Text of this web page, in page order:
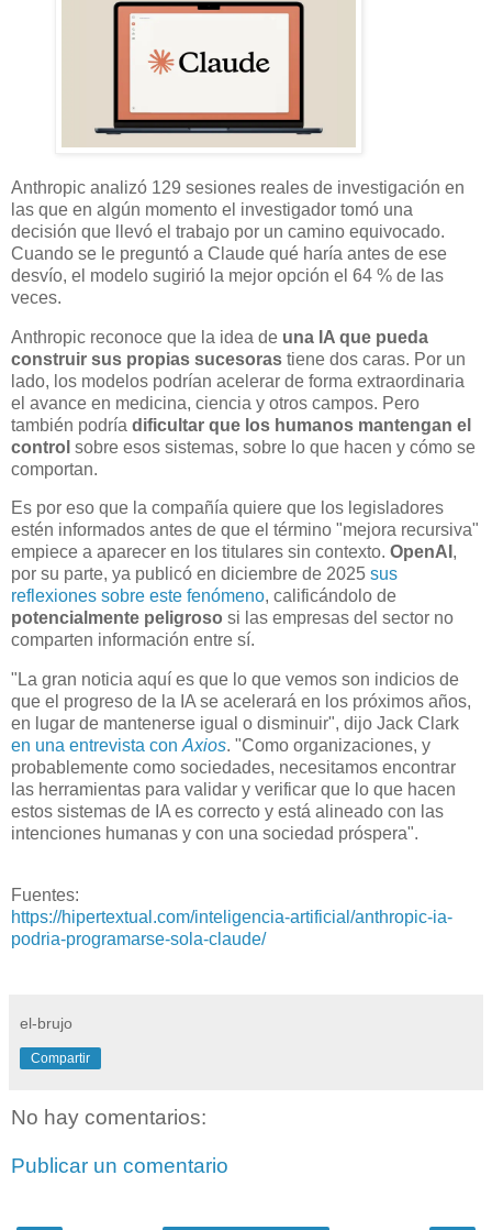
Anthropic analizó 129 sesiones reales de investigación en
las que en algún momento el investigador tomó una
decisión que llevó el trabajo por un camino equivocado.
Cuando se le preguntó a Claude qué haría antes de ese
desvío, el modelo sugirió la mejor opción el 64 % de las
veces.
Anthropic reconoce que la idea de una IA que pueda
construir sus propias sucesoras tiene dos caras. Por un
lado, los modelos podrían acelerar de forma extraordinaria
el avance en medicina, ciencia y otros campos. Pero
también podría dificultar que los humanos mantengan el
control sobre esos sistemas, sobre lo que hacen y cómo se
comportan.
Es por eso que la compañía quiere que los legisladores
estén informados antes de que el término "mejora recursiva"
empiece a aparecer en los titulares sin contexto. OpenAI ,
por su parte, ya publicó en diciembre de 2025 sus
reflexiones sobre este fenómeno, calificándolo de
potencialmente peligroso si las empresas del sector no
comparten información entre sí.
"La gran noticia aquí es que lo que vemos son indicios de
que el progreso de la IA se acelerará en los próximos años,
en lugar de mantenerse igual o disminuir", dijo Jack Clark
en una entrevista con Axios. "Como organizaciones, y
probablemente como sociedades, necesitamos encontrar
las herramientas para validar y verificar que lo que hacen
estos sistemas de IA es correcto y está alineado con las
intenciones humanas y con una sociedad próspera".
Fuentes:
https://hipertextual.com/inteligencia-artificial/anthropic-ia-
podria-programarse-sola-claude/
el-brujo
Compartir
No hay comentarios:
Publicar un comentario